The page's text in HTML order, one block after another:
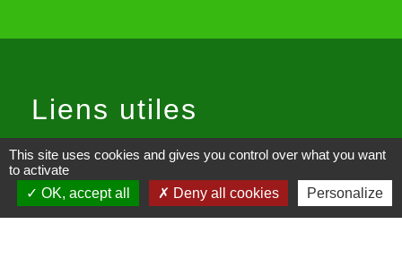
Liens utiles
Communauté de Communes du
Pays de Fénelon
Département de la Dordogne
This site uses cookies and gives you control over what you want
to activate
OK, accept all
Deny all cookies Personalize